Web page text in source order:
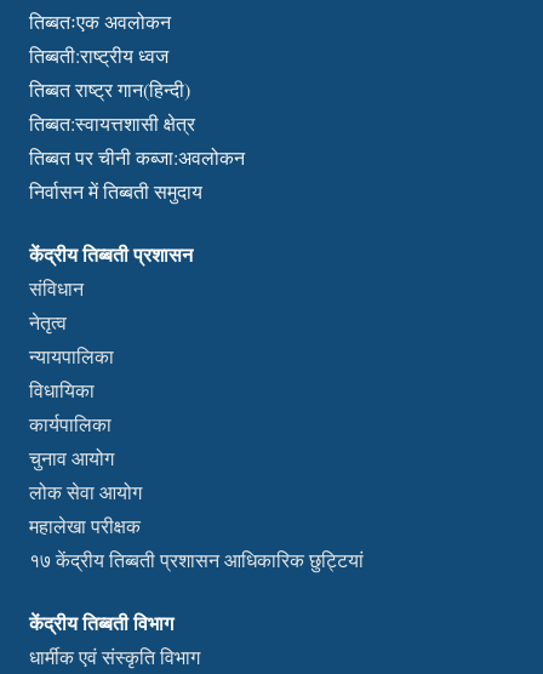
तिब्बतःएक अवलोकन
तिब्बती:राष्ट्रीय ध्वज
तिब्बत राष्ट्र गान(हिन्दी)
तिब्बत:स्वायत्तशासी क्षेत्र
तिब्बत पर चीनी कब्जा:अवलोकन
निर्वासन में तिब्बती समुदाय
केंद्रीय तिब्बती प्रशासन
संविधान
नेतृत्व
न्यायपालिका
विधायिका
कार्यपालिका
चुनाव आयोग
लोक सेवा आयोग
महालेखा परीक्षक
१७ केंद्रीय तिब्बती प्रशासन आधिकारिक छुट्टियां
केंद्रीय तिब्बती विभाग
धार्मीक एवं संस्कृति विभाग